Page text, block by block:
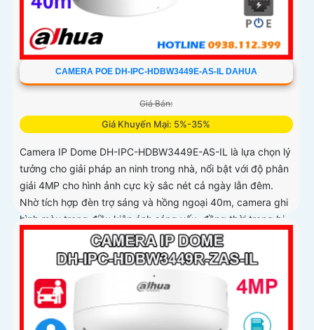
CAMERA POE DH-IPC-HDBW3449E-AS-IL DAHUA
Giá Bán:
Giá Khuyến Mại: 5%-35%
Camera IP Dome DH-IPC-HDBW3449E-AS-IL là lựa chọn lý
tưởng cho giải pháp an ninh trong nhà, nổi bật với độ phân
giải 4MP cho hình ảnh cực kỳ sắc nét cả ngày lẫn đêm.
Nhờ tích hợp đèn trợ sáng và hồng ngoại 40m, camera ghi
hình màu trong điều kiện ánh sáng yếu, đồng thời trang bị
micro thu âm nguồn POE, khe cắm thẻ nhớ đến 512GB và
công nghệ AI nhận diện chính xác người và phương tiện